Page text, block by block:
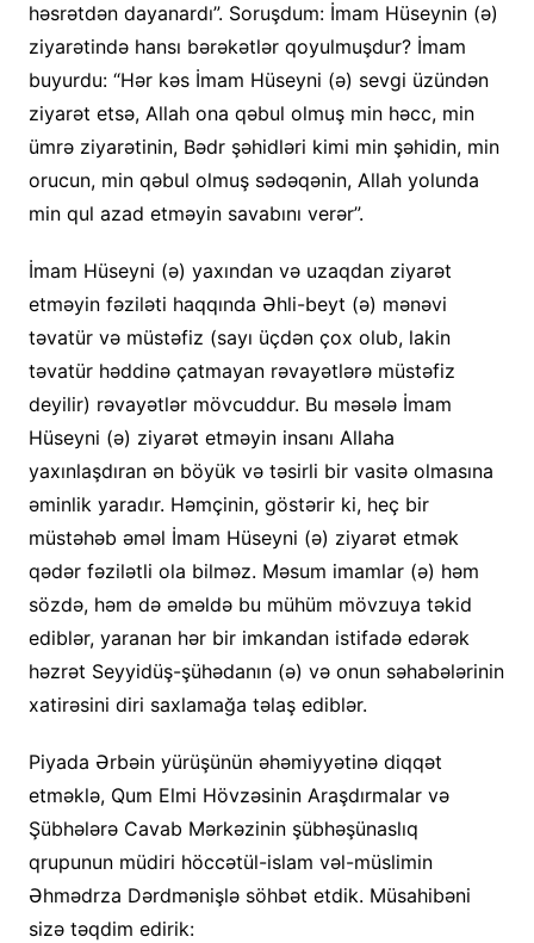
həsrətdən dayanardı”. Soruşdum: İmam Hüseynin (ə)
ziyarətində hansı bərəkətlər qoyulmuşdur? İmam
buyurdu: “Hər kəs İmam Hüseyni (ə) sevgi üzündən
ziyarət etsə, Allah ona qəbul olmuş min həcc, min
ümrə ziyarətinin, Bədr şəhidləri kimi min şəhidin, min
orucun, min qəbul olmuş sədəqənin, Allah yolunda
min qul azad etməyin savabını verər”.
İmam Hüseyni (ə) yaxından və uzaqdan ziyarət
etməyin fəziləti haqqında Əhli-beyt (ə) mənəvi
təvatür və müstəfiz (sayı üçdən çox olub, lakin
təvatür həddinə çatmayan rəvayətlərə müstəfiz
deyilir) rəvayətlər mövcuddur. Bu məsələ İmam
Hüseyni (ə) ziyarət etməyin insanı Allaha
yaxınlaşdıran ən böyük və təsirli bir vasitə olmasına
əminlik yaradır. Həmçinin, göstərir ki, heç bir
müstəhəb əməl İmam Hüseyni (ə) ziyarət etmək
qədər fəzilətli ola bilməz. Məsum imamlar (ə) həm
sözdə, həm də əməldə bu mühüm mövzuya təkid
ediblər, yaranan hər bir imkandan istifadə edərək
həzrət Seyyidüş-şühədanın (ə) və onun səhabələrinin
xatirəsini diri saxlamağa təlaş ediblər.
Piyada Ərbəin yürüşünün əhəmiyyətinə diqqət
etməklə, Qum Elmi Hövzəsinin Araşdırmalar və
Şübhələrə Cavab Mərkəzinin şübhəşünaslıq
qrupunun müdiri höccətül-islam vəl-müslimin
Əhmədrza Dərdmənişlə söhbət etdik. Müsahibəni
sizə təqdim edirik: